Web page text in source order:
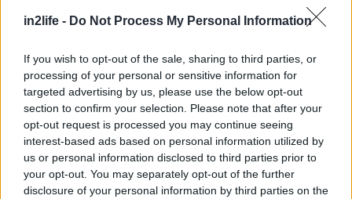
in2life - Do Not Process My Personal Information
If you wish to opt-out of the sale, sharing to third parties, or
processing of your personal or sensitive information for
targeted advertising by us, please use the below opt-out
section to confirm your selection. Please note that after your
opt-out request is processed you may continue seeing
interest-based ads based on personal information utilized by
us or personal information disclosed to third parties prior to
your opt-out. You may separately opt-out of the further
disclosure of your personal information by third parties on the
συμβουλευόμαστε έναν ειδικό, και κατά
προτίμηση κάποιον που δεν έχει οικονομικό
όφελος από την πώληση πολυβιταμινούχων
σκευασμάτων», προσθέτει.
«Οι πολυβιταμίνες έχουν χρησιμότητα σε
εξειδικευμένες περιπτώσεις ανθρώπων, αλλά δεν
μπορούν να αντικαταστήσουν μία πλήρη σε
θρεπτικά συστατικά διατροφή», καταλήγει ο ίδιος.